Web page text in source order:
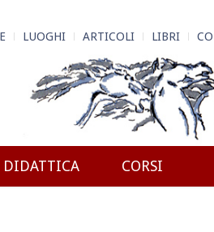
LUOGHI ARTICOLI LIBRI
DIDATTICA CORSI